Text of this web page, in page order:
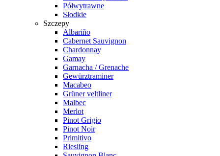
Półwytrawne
Słodkie
Szczepy
Albariño
Cabernet Sauvignon
Chardonnay
Gamay
Garnacha / Grenache
Gewürztraminer
Macabeo
Grüner veltliner
Malbec
Merlot
Pinot Grigio
Pinot Noir
Primitivo
Riesling